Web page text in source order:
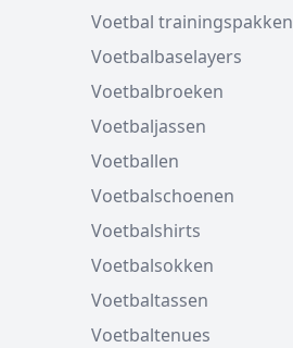
Voetbal trainingspakken
Voetbalbaselayers
Voetbalbroeken
Voetbaljassen
Voetballen
Voetbalschoenen
Voetbalshirts
Voetbalsokken
Voetbaltassen
Voetbaltenues